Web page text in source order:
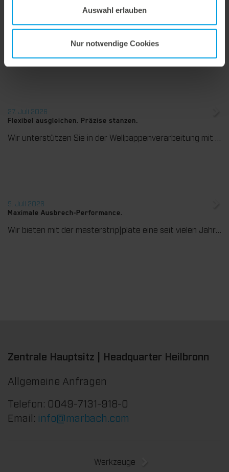
Auswahl erlauben
Nur notwendige Cookies
Maximale Prozesssicherheit, konsequent abfallfrei.
27. Juli 2026
Flexibel ausgleichen. Präzise stanzen.
Wir unterstützen Sie in der Wellpappenverarbeitung mit dem digitalen Zonenausgleich DZL|foil bei der Reduzierung von Rüstzeiten und dem zuverlässigen Ausgleich von Höhentoleranzen im Stanztiegel. Die individuell angepasste Folie sorgt für gleichmäßige Stanzergebnisse und stabile Produktionsprozesse – schnell, flexibel und ohne aufwendige mechanische Eingriffe.
9. Juli 2026
Maximale Ausbrech-Performance.
Wir bieten mit der masterstrip|plate eine seit vielen Jahren bewährte Lösung für maximale Prozesssicherheit beim Ausbrechen. Das speziell entwickelte Ausbrechoberteil ermöglicht einen stabilen, sauberen und effizienten Ausbrechprozess auch bei anspruchsvollen Anwendungen.
Zentrale Hauptsitz | Headquarter Heilbronn
Allgemeine Anfragen
Telefon: 0049-7131-918-0
Email: info@marbach.com
Werkzeuge